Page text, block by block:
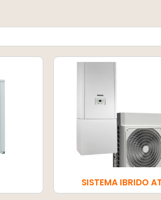
SISTEMA IBRIDO